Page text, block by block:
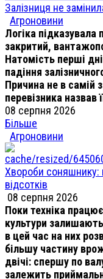
Залізниця не
Агроновини
Логіка
закритий,
Натомість перші
падіння
Причина не в самій
перевізника назвав
08 серпня 2026
Більше
Агроновини
Хвороби соняшнику:
відсотків
08 серпня 2026
Поки техніка
культури
в цей час на них
більшу частину
двічі: спершу по
залежить